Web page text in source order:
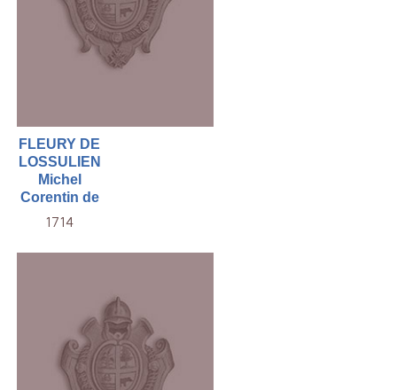
FLEURY DE
LOSSULIEN
Michel
Corentin de
1714